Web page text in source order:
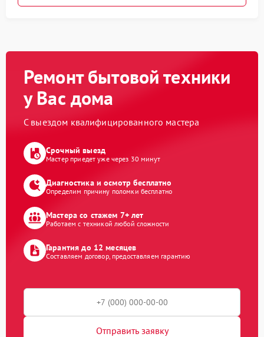
Ремонт бытовой техники
у Вас дома
С выездом квалифицированного мастера
Срочный выезд
Мастер приедет уже через 30 минут
Диагностика и осмотр бесплатно
Определим причину поломки бесплатно
Мастера со стажем 7+ лет
Работаем с техникой любой сложности
Гарантия до 12 месяцев
Составляем договор, предоставляем гарантию
Отправить заявку